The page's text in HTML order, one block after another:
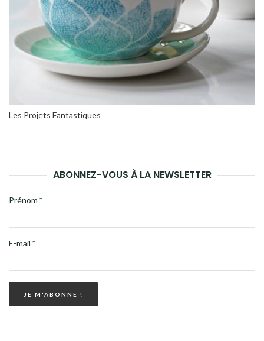
Les Projets Fantastiques
ABONNEZ-VOUS À LA NEWSLETTER
Prénom *
E-mail *